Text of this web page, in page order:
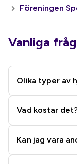
Föreningen
Vanliga
Olika typer av
Vad kostar
Kan jag vara